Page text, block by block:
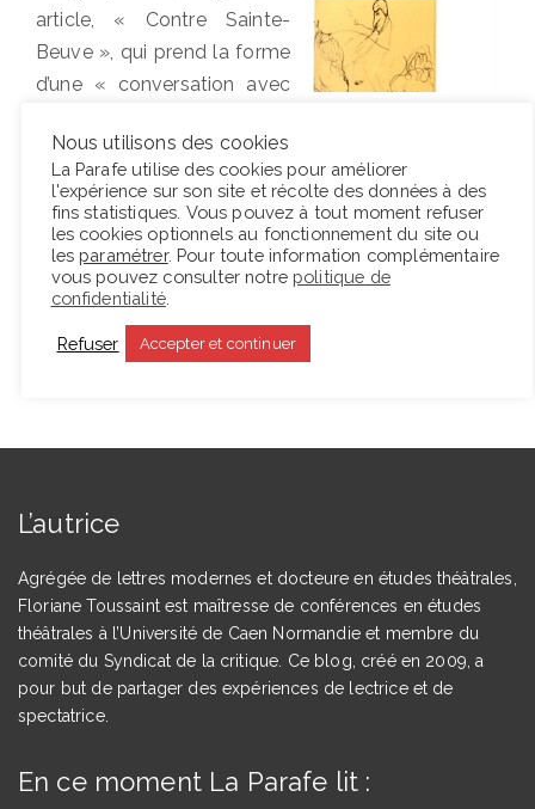
article, « Contre Sainte-
Beuve », qui prend la forme
d’une « conversation avec
conséquent sur la littérature, et plus encore, un
embryon du livre qu’il décide de reprendre après
cette expérience.…
Lire la suite
L’autrice
Agrégée de lettres modernes et docteure en études théâtrales,
Floriane Toussaint est maîtresse de conférences en études
théâtrales à l’Université de Caen Normandie et membre du
comité du Syndicat de la critique. Ce blog, créé en 2009, a
pour but de partager des expériences de lectrice et de
spectatrice.
En ce moment La Parafe lit :
Nous utilisons des cookies
La Parafe utilise des cookies pour améliorer
l'expérience sur son site et récolte des données à des
fins statistiques. Vous pouvez à tout moment refuser
les cookies optionnels au fonctionnement du site ou
les paramétrer. Pour toute information complémentaire
vous pouvez consulter notre politique de
confidentialité.
Refuser Accepter et continuer